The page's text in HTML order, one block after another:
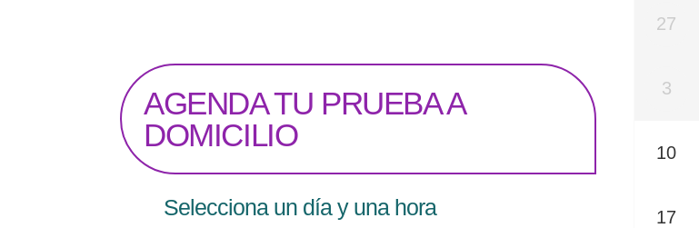
AGENDA TU PRUEBA A
DOMICILIO
Selecciona un día y una hora
27
3
10
17